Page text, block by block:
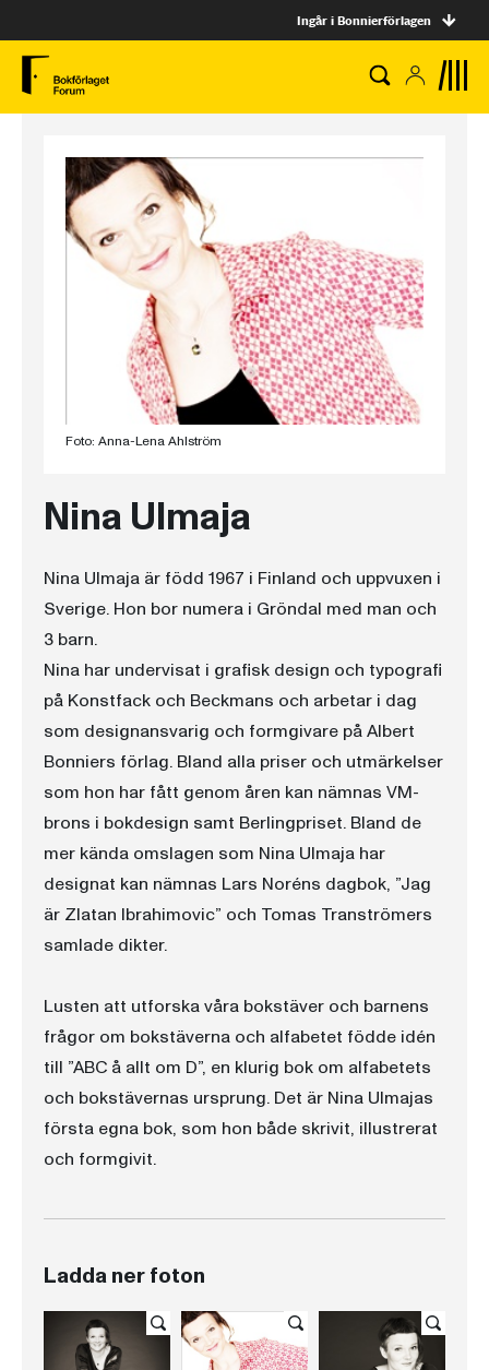
Ingår i Bonnierförlagen
Foto: Anna-Lena Ahlström
Nina Ulmaja
Nina Ulmaja är född 1967 i Finland och uppvuxen i
Sverige. Hon bor numera i Gröndal med man och
3 barn.
Nina har undervisat i grafisk design och typografi
på Konstfack och Beckmans och arbetar i dag
som designansvarig och formgivare på Albert
Bonniers förlag. Bland alla priser och utmärkelser
som hon har fått genom åren kan nämnas VM-
brons i bokdesign samt Berlingpriset. Bland de
mer kända omslagen som Nina Ulmaja har
designat kan nämnas Lars Noréns dagbok, ”Jag
är Zlatan Ibrahimovic” och Tomas Tranströmers
samlade dikter.
Lusten att utforska våra bokstäver och barnens
frågor om bokstäverna och alfabetet födde idén
till ”ABC å allt om D”, en klurig bok om alfabetets
och bokstävernas ursprung. Det är Nina Ulmajas
första egna bok, som hon både skrivit, illustrerat
och formgivit.
Ladda ner foton